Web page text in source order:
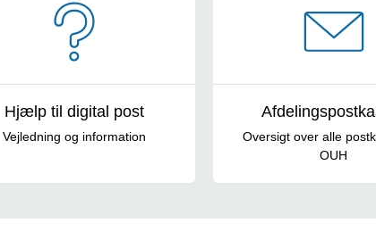
Hjælp til digital post
Vejledning og information
Oversigt over alle
OUH